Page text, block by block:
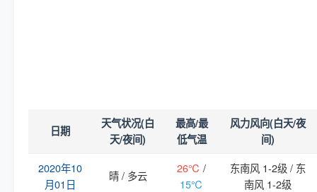
日期
天气状况(白
天/夜间)
最高/最
低气温
风力风向(白天/夜
间)
2020年10
月01日
晴 / 多云
26℃ /
15℃
东南风 1-2级 / 东
南风 1-2级